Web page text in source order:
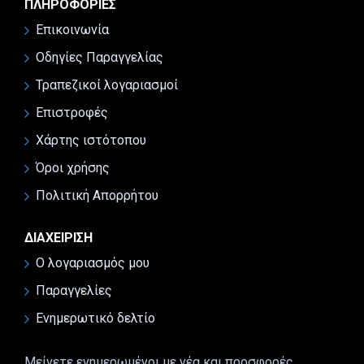
ΠΛΗΡΟΦΟΡΊΕΣ
Επικοινωνία
Οδηγίες Παραγγελίας
Τραπεζικοί λογαριασμοί
Επιστροφές
Χάρτης ιστότοπου
Όροι χρήσης
Πολιτική Απορρήτου
ΔΙΑΧΕΊΡΙΣΗ
Ο λογαριασμός μου
Παραγγελίες
Ενημερωτικό δελτίο